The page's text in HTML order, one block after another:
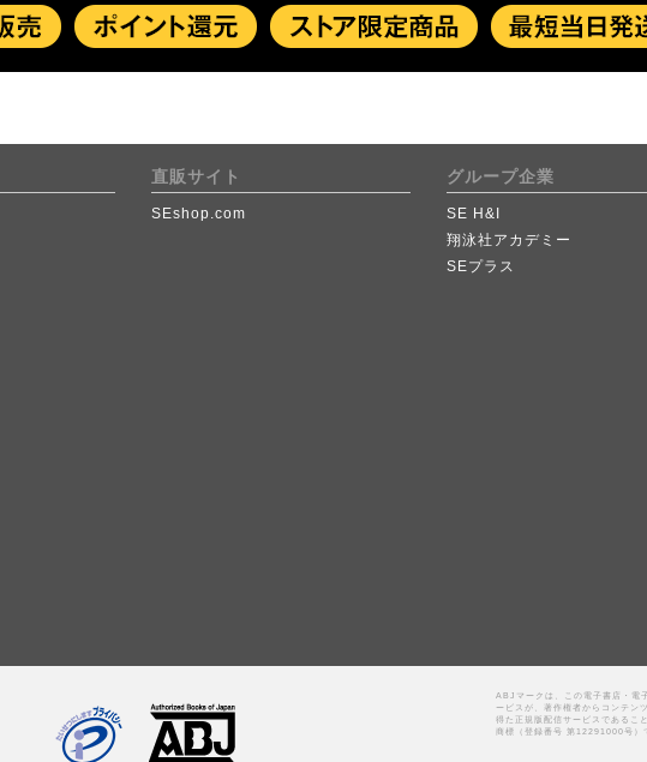
直販サイト
SEshop.com
グループ企業
SE H&I
翔泳社アカデミー
SEプラス
ABJマークは、この電子書店・電
ービスが、著作権者からコンテン
得た正規版配信サービスであるこ
商標（登録番号 第12291000号）